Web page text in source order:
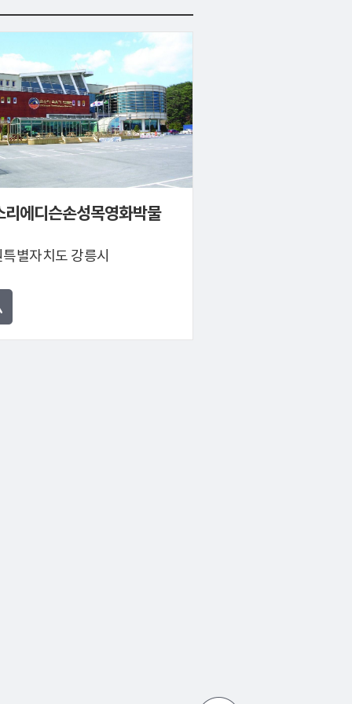
리에디슨손성목영화박물
별자치도 강릉시